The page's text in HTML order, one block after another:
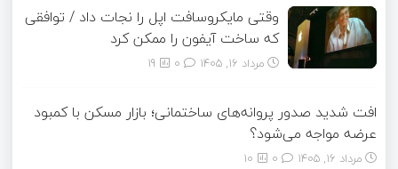
وقتی مایکروسافت اپل را نجات داد / توافقی
که ساخت آیفون را ممکن کرد
مرداد ۱۶, ۱۴۰۵ 19
افت شدید صدور پروانه‌های ساختمانی؛ بازار مسکن با کمبود
عرضه مواجه می‌شود؟
مرداد ۱۶, ۱۴۰۵ 10